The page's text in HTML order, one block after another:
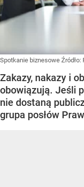
Spotkanie biznesowe Źródło:
Zakazy, nakazy i
obowiązują. Jeśli
nie dostaną
grupa posłów